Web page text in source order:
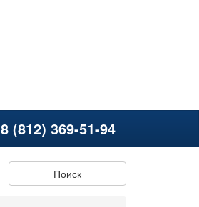
8 (812) 369-51-94
Поиск